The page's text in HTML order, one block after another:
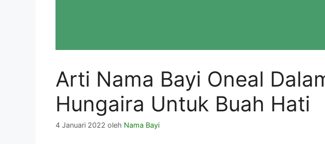
Arti Nama Bayi Oneal
Hungaira Untuk Buah Hati
4 Januari 2022 oleh Nama Bayi